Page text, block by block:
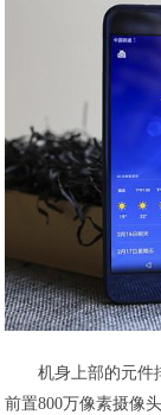
机身上部的元件
前置800万像素摄像